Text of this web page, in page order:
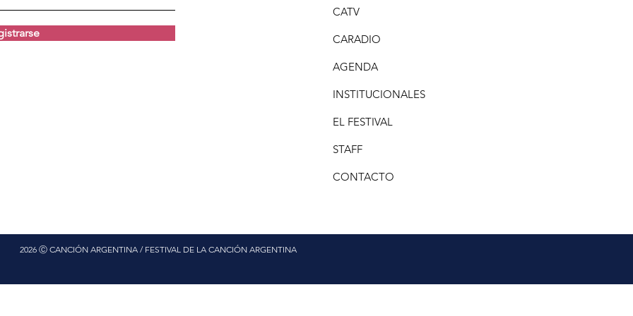
CATV
CARADIO
AGENDA
INSTITUCIONALES
EL FESTIVAL
STAFF
CONTACTO
2026 Ⓒ CANCIÓN ARGENTINA / FESTIVAL DE LA CANCIÓN ARGENTINA